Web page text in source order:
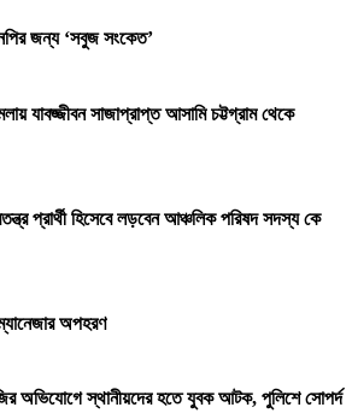
জন্য ‘সবুজ সংকেত’
যাবজ্জীবন সাজাপ্রাপ্ত আসামি চট্টগ্রাম থেকে
প্রার্থী হিসেবে লড়বেন আঞ্চলিক পরিষদ সদস্য কে
ম্যানেজার অপহরণ
অভিযোগে স্থানীয়দের হতে যুবক আটক, পুলিশে সোপর্দ